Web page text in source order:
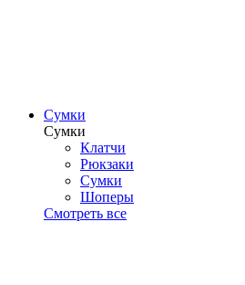
Сумки
Сумки
Клатчи
Рюкзаки
Сумки
Шоперы
Смотреть все